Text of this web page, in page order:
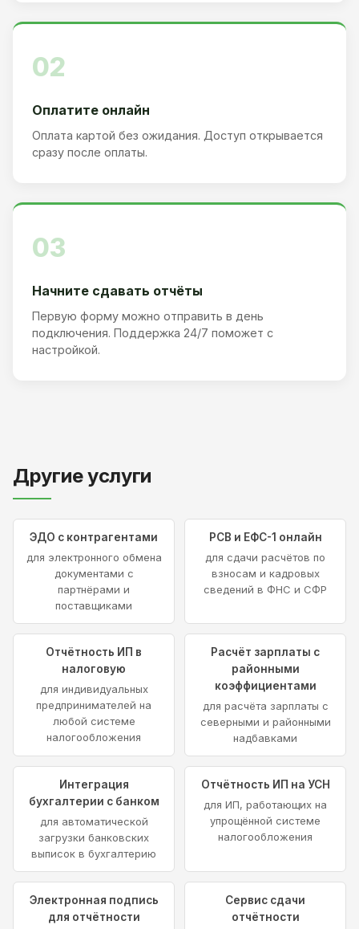
02
Оплатите онлайн
Оплата картой без ожидания. Доступ открывается
сразу после оплаты.
03
Начните сдавать отчёты
Первую форму можно отправить в день
подключения. Поддержка 24/7 поможет с
настройкой.
Другие услуги
ЭДО с контрагентами
для электронного обмена
документами с
партнёрами и
поставщиками
РСВ и ЕФС-1 онлайн
для сдачи расчётов по
взносам и кадровых
сведений в ФНС и СФР
Отчётность ИП в
налоговую
для индивидуальных
предпринимателей на
любой системе
налогообложения
Расчёт зарплаты с
районными
коэффициентами
для расчёта зарплаты с
северными и районными
надбавками
Интеграция
бухгалтерии с банком
для автоматической
загрузки банковских
выписок в бухгалтерию
Отчётность ИП на УСН
для ИП, работающих на
упрощённой системе
налогообложения
Электронная подпись
для отчётности
Сервис сдачи
отчётности